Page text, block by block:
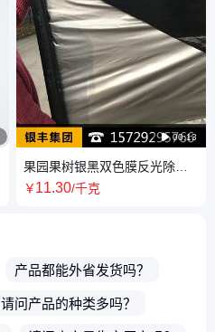
 00:13
果园果树银黑双色膜反光除草
防虫保湿农用薄膜蔬菜银灰净
￥11.30/千克
产品都能外省发货吗？
请问产品的种类多吗？